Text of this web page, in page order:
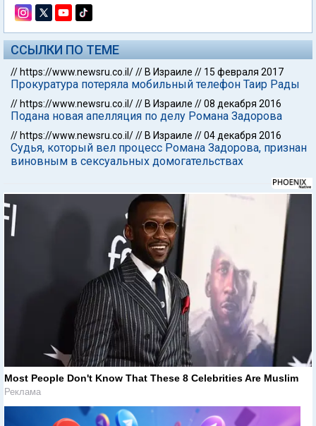
ССЫЛКИ ПО ТЕМЕ
// https://www.newsru.co.il/// В Израиле // 15 февраля 2017
Прокуратура потеряла мобильный телефон Таир Рады
// https://www.newsru.co.il/// В Израиле //08 декабря 2016
Подана новая апелляция по делу Романа Задорова
// https://www.newsru.co.il/// В Израиле //04 декабря 2016
Судья, который вел процесс Романа Задорова, признан
виновным в сексуальных домогательствах
Most People Don't Know That These 8 Celebrities Are Muslim
Реклама